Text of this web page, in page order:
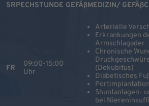
SRPECHSTUNDE GEFÄßMEDIZIN/
FR
09:00-15:00
Uhr
Arterielle
Erkrankungen
Armschlagader
Chronische
(Dekubitus)
Diabetisches
Shuntanlagen-
bei